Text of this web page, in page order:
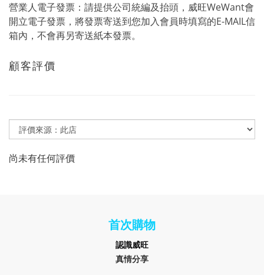
營業人電子發票：請提供公司統編及抬頭，威旺WeWant會
開立電子發票，將發票寄送到您加入會員時填寫的E-MAIL信
箱內，不會再另寄送紙本發票。
顧客評價
尚未有任何評價
首次購物
認識威旺
真情分享